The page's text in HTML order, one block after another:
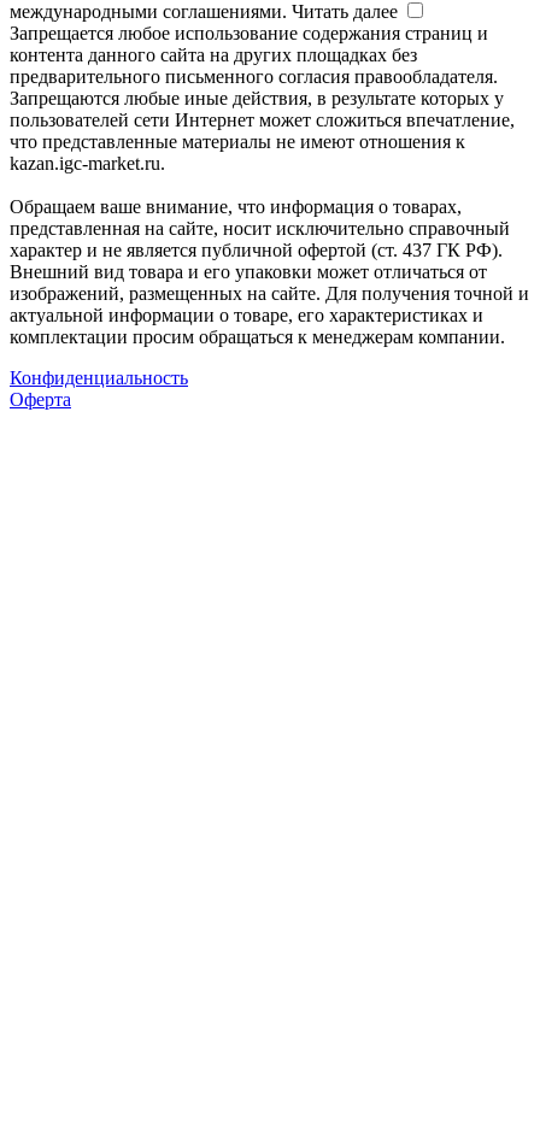
международными соглашениями. Читать далее
Запрещается любое использование содержания страниц и
контента данного сайта на других площадках без
предварительного письменного согласия правообладателя.
Запрещаются любые иные действия, в результате которых у
пользователей сети Интернет может сложиться впечатление,
что представленные материалы не имеют отношения к
kazan.igc-market.ru.
Обращаем ваше внимание, что информация о товарах,
представленная на сайте, носит исключительно справочный
характер и не является публичной офертой (ст. 437 ГК РФ).
Внешний вид товара и его упаковки может отличаться от
изображений, размещенных на сайте. Для получения точной и
актуальной информации о товаре, его характеристиках и
комплектации просим обращаться к менеджерам компании.
Конфиденциальность
Оферта